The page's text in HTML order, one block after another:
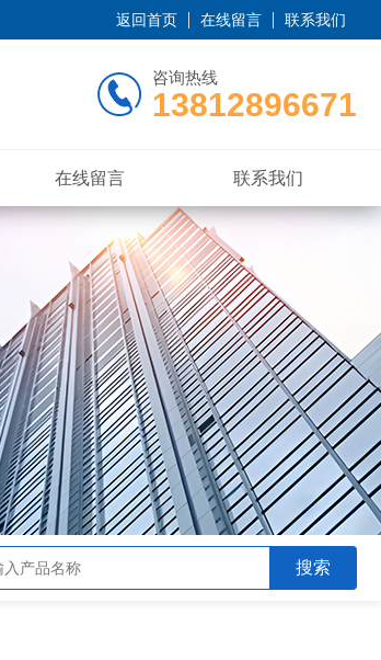
返回首页 在线留言 联系我们
咨询热线
13812896671
在线留言 联系我们